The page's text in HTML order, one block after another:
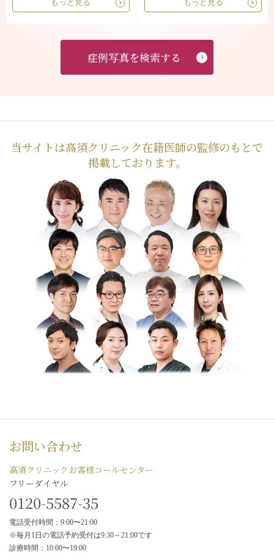
もっと見る もっと見る
症例写真を検索する
当サイトは高須クリニック在籍医師の監修のもとで
掲載しております。
お問い合わせ
高須クリニックお客様コールセンター
フリーダイヤル
0120-5587-35
電話受付時間：9:00〜21:00
※毎月1日の電話予約受付は9:30～21:00です
診療時間：10:00〜19:00